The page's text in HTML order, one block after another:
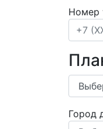
Номер
Город